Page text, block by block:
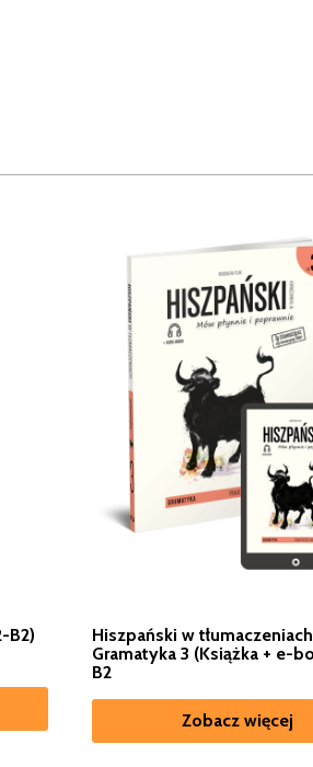
B2)
Hiszpański w
Gramatyka 3 (Książka + e-
B2
Zobacz więcej